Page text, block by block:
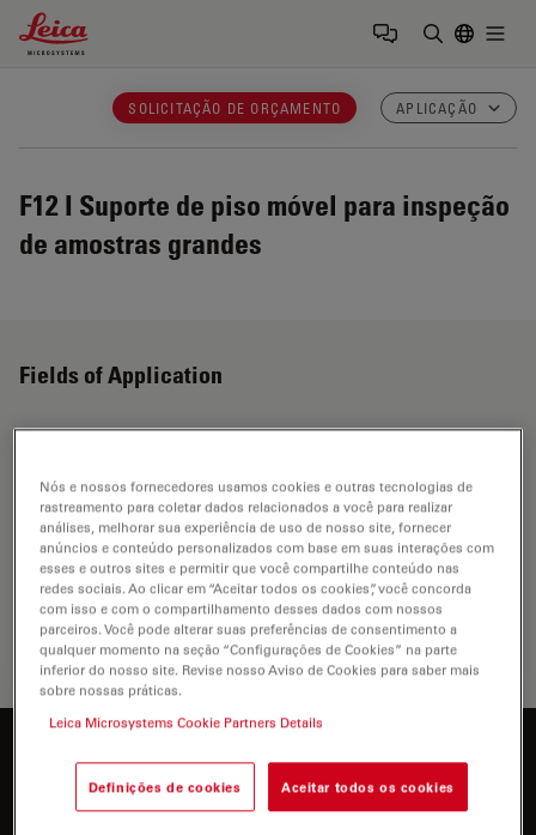
Leica Microsystems Logo
SOLICITAÇÃO DE ORÇAMENTO APLICAÇÃO
F12 I Suporte de piso móvel para inspeção
de amostras grandes
Fields of Application
Analyzing, restoring, conserving and documenting
artistic works or cultural artifacts require complex
technical skills and the use of state-of-the-art imaging
solutions, particularly contact-free,…
Interessado em saber mais?
Fale com nossos especialistas.
Nós e nossos fornecedores usamos cookies e outras tecnologias de
rastreamento para coletar dados relacionados a você para realizar
análises, melhorar sua experiência de uso de nosso site, fornecer
anúncios e conteúdo personalizados com base em suas interações com
esses e outros sites e permitir que você compartilhe conteúdo nas
redes sociais. Ao clicar em “Aceitar todos os cookies”, você concorda
com isso e com o compartilhamento desses dados com nossos
parceiros. Você pode alterar suas preferências de consentimento a
qualquer momento na seção “Configurações de Cookies” na parte
inferior do nosso site. Revise nosso Aviso de Cookies para saber mais
sobre nossas práticas.
Leica Microsystems Cookie Partners Details
Definições de cookies Aceitar todos os cookies